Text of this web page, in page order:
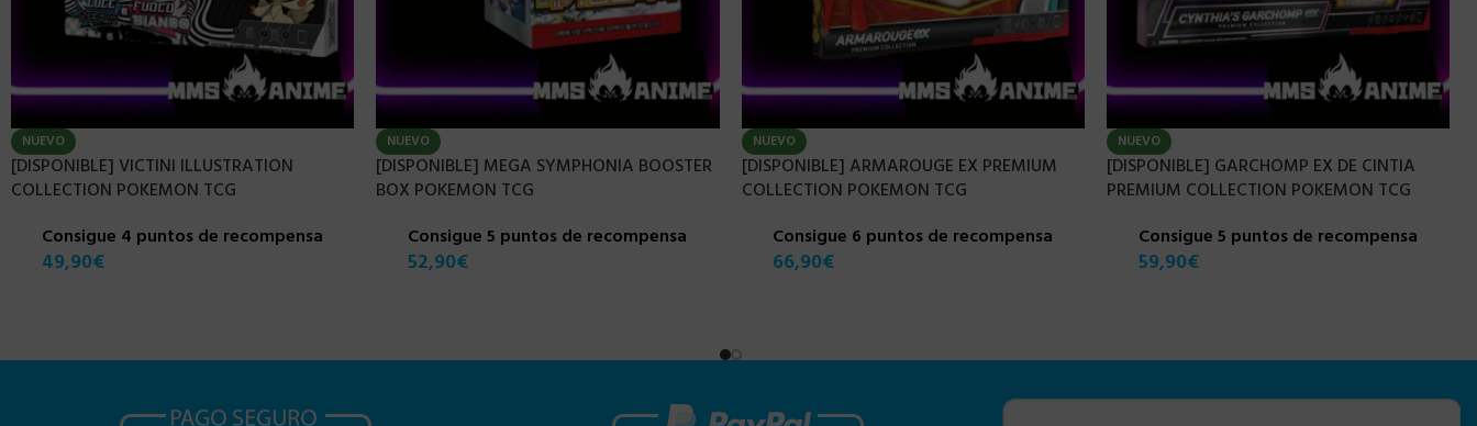
NUEVO
[DISPONIBLE] VICTINI ILLUSTRATION
COLLECTION POKEMON TCG
Consigue 4 puntos de recompensa
49,90€
NUEVO
[DISPONIBLE] MEGA SYMPHONIA BOOSTER
BOX POKEMON TCG
Consigue 5 puntos de recompensa
52,90€
NUEVO
[DISPONIBLE] ARMAROUGE EX PREMIUM
COLLECTION POKEMON TCG
Consigue 6 puntos de recompensa
66,90€
NUEVO
[DISPONIBLE] GARCHOMP EX DE CINTIA
PREMIUM COLLECTION POKEMON TCG
Consigue 5 puntos de recompensa
59,90€